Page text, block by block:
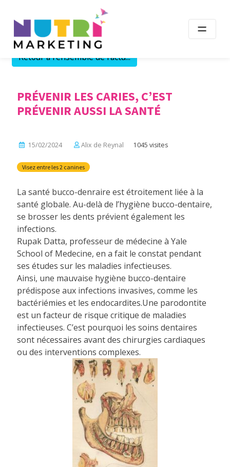
Retour à l'ensemble de l'actu...
PRÉVENIR LES CARIES, C’EST
PRÉVENIR AUSSI LA SANTÉ
15/02/2024 Alix de Reynal 1045 visites
Visez entre les 2 canines
La santé bucco-denraire est étroitement liée à la
santé globale. Au-delà de l’hygiène bucco-dentaire,
se brosser les dents prévient également les
infections.
Rupak Datta, professeur de médecine à Yale
School of Medecine, en a fait le constat pendant
ses études sur les maladies infectieuses.
Ainsi, une mauvaise hygiène bucco-dentaire
prédispose aux infections invasives, comme les
bactériémies et les endocardites.Une parodontite
est un facteur de risque critique de maladies
infectieuses. C’est pourquoi les soins dentaires
sont nécessaires avant des chirurgies cardiaques
ou des interventions complexes.